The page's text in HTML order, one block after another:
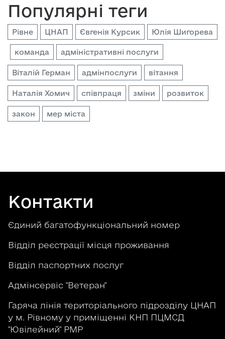
Популярні теги
Рівне ЦНАП Євгенія Курсик Юлія Шигорева
команда адміністративні послуги
Віталій Герман адмінпослуги вітання
Наталія Хомич співпраця зміни розвиток
закон мер міста
Контакти
Єдиний багатофункціональний номер
Відділ реєстрації місця проживання
Відділ паспортних послуг
Адмінсервіс "Ветеран"
Гаряча лінія територіального підрозділу ЦНАП
у м. Рівному у приміщенні КНП ПЦМСД
"Ювілейний" РМР